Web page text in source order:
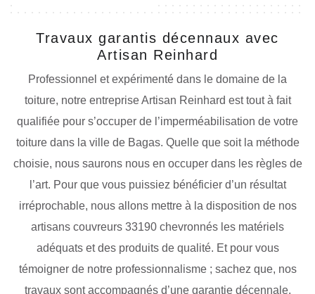
Travaux garantis décennaux avec
Artisan Reinhard
Professionnel et expérimenté dans le domaine de la
toiture, notre entreprise Artisan Reinhard est tout à fait
qualifiée pour s’occuper de l’imperméabilisation de votre
toiture dans la ville de Bagas. Quelle que soit la méthode
choisie, nous saurons nous en occuper dans les règles de
l’art. Pour que vous puissiez bénéficier d’un résultat
irréprochable, nous allons mettre à la disposition de nos
artisans couvreurs 33190 chevronnés les matériels
adéquats et des produits de qualité. Et pour vous
témoigner de notre professionnalisme ; sachez que, nos
travaux sont accompagnés d’une garantie décennale.